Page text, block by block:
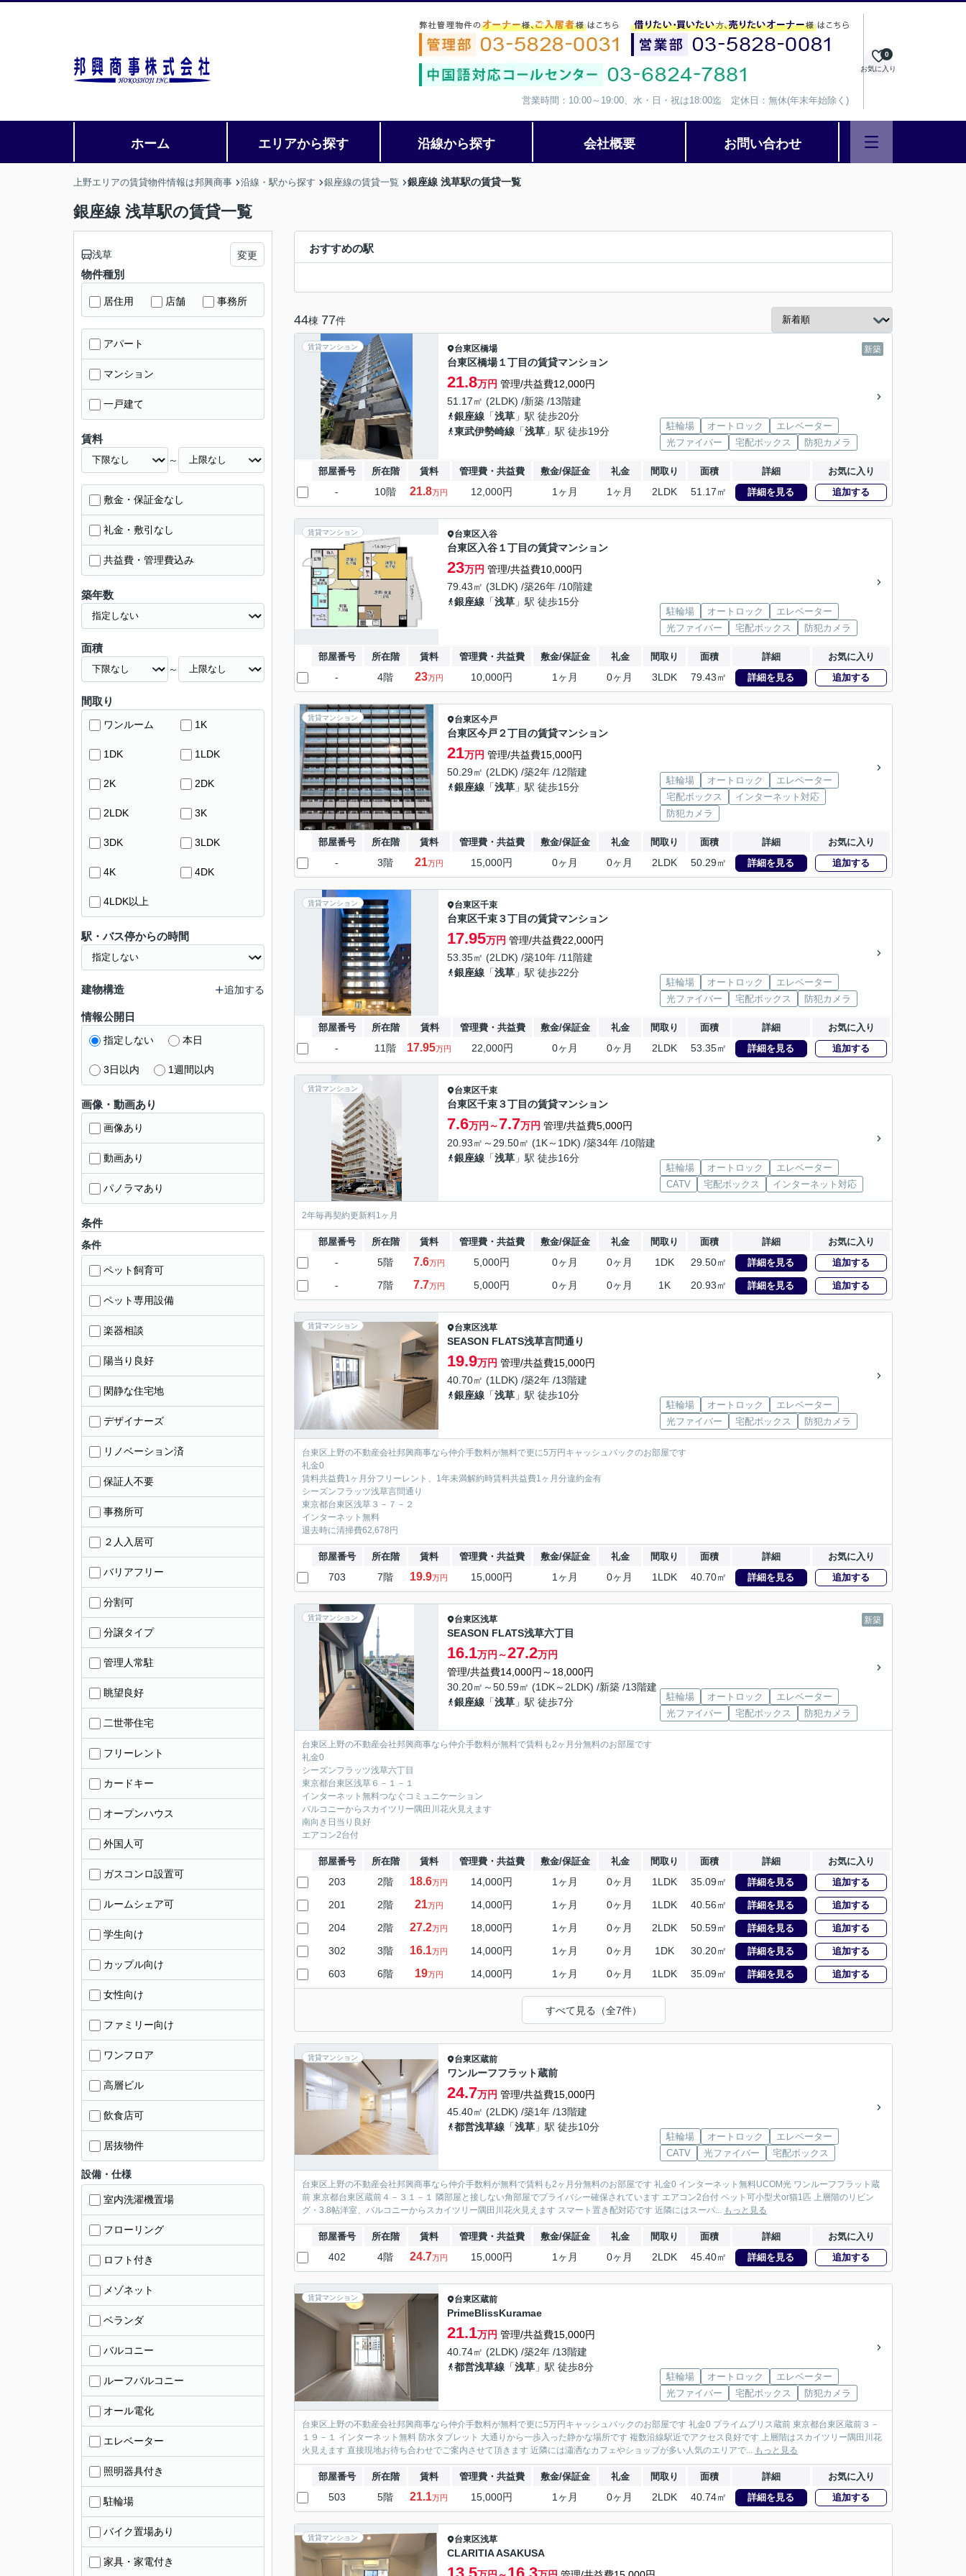
営業時間：10:00～19:00、水・日・祝は18:00迄 定休日：無休(年末年始除く)
お気に入り
0
ホーム エリアから探す 沿線から探す 会社概要 お問い合わせ
上野エリアの賃貸物件情報は邦興商事 沿線・駅から探す 銀座線の賃貸一覧 銀座線 浅草駅の賃貸一覧
銀座線 浅草駅の賃貸一覧
おすすめの駅
44棟 77件
賃貸マンション 新築
台東区橋場
台東区橋場１丁目の賃貸マンション
21.8万円 管理/共益費12,000円
51.17㎡ (2LDK) /新築 /13階建
銀座線 「浅草 」駅 徒歩20分
東武伊勢崎線 「浅草 」駅 徒歩19分 駐輪場 オートロック
エレベーター
光ファイバー
宅配ボックス 防犯カメラ
部屋番号 所在階 賃料 管理費・共益費 敷金/保証金 礼金 間取り 面積 詳細 お気に入り
- 10階 21.8万円 12,000円 1ヶ月 1ヶ月 2LDK 51.17㎡ 詳細を見る 追加する
賃貸マンション 台東区入谷
台東区入谷１丁目の賃貸マンション
23万円 管理/共益費10,000円
79.43㎡ (3LDK) /築26年 /10階建
銀座線 「浅草 」駅 徒歩15分
駐輪場 オートロック
エレベーター
光ファイバー
宅配ボックス 防犯カメラ
部屋番号 所在階 賃料 管理費・共益費 敷金/保証金 礼金 間取り 面積 詳細 お気に入り
- 4階 23万円 10,000円 1ヶ月 0ヶ月 3LDK 79.43㎡ 詳細を見る 追加する
賃貸マンション 台東区今戸
台東区今戸２丁目の賃貸マンション
21万円 管理/共益費15,000円
50.29㎡ (2LDK) /築2年 /12階建
銀座線 「浅草 」駅 徒歩15分
駐輪場 オートロック
エレベーター
宅配ボックス
インターネット対応
防犯カメラ
部屋番号 所在階 賃料 管理費・共益費 敷金/保証金 礼金 間取り 面積 詳細 お気に入り
- 3階 21万円 15,000円 0ヶ月 0ヶ月 2LDK 50.29㎡ 詳細を見る 追加する
賃貸マンション 台東区千束
台東区千束３丁目の賃貸マンション
17.95万円 管理/共益費22,000円
53.35㎡ (2LDK) /築10年 /11階建
銀座線 「浅草 」駅 徒歩22分
駐輪場 オートロック
エレベーター
光ファイバー
宅配ボックス 防犯カメラ
部屋番号 所在階 賃料 管理費・共益費 敷金/保証金 礼金 間取り 面積 詳細 お気に入り
- 11階 17.95万円 22,000円 0ヶ月 0ヶ月 2LDK 53.35㎡ 詳細を見る 追加する
賃貸マンション 台東区千束
台東区千束３丁目の賃貸マンション
7.6万円～7.7万円 管理/共益費5,000円
20.93㎡～29.50㎡ (1K～1DK) /築34年 /10階建
銀座線 「浅草 」駅 徒歩16分
駐輪場 オートロック
エレベーター
CATV
宅配ボックス インターネット対応
2年毎再契約更新料1ヶ月
部屋番号 所在階 賃料 管理費・共益費 敷金/保証金 礼金 間取り 面積 詳細 お気に入り
- 5階 7.6万円 5,000円 0ヶ月 0ヶ月 1DK 29.50㎡ 詳細を見る 追加する
- 7階 7.7万円 5,000円 0ヶ月 0ヶ月 1K 20.93㎡ 詳細を見る 追加する
賃貸マンション 台東区浅草
SEASON FLATS浅草言問通り
19.9万円 管理/共益費15,000円
40.70㎡ (1LDK) /築2年 /13階建
銀座線 「浅草 」駅 徒歩10分
駐輪場 オートロック
エレベーター
光ファイバー
宅配ボックス 防犯カメラ
台東区上野の不動産会社邦興商事なら仲介手数料が無料で更に5万円キャッシュバックのお部屋です
礼金0
賃料共益費1ヶ月分フリーレント、1年未満解約時賃料共益費1ヶ月分違約金有
シーズンフラッツ浅草言問通り
東京都台東区浅草３－７－２
インターネット無料
退去時に清掃費62,678円
部屋番号 所在階 賃料 管理費・共益費 敷金/保証金 礼金 間取り 面積 詳細 お気に入り
703 7階 19.9万円 15,000円 1ヶ月 0ヶ月 1LDK 40.70㎡ 詳細を見る 追加する
賃貸マンション 新築
台東区浅草
SEASON FLATS浅草六丁目
16.1万円～27.2万円
管理/共益費14,000円～18,000円
30.20㎡～50.59㎡ (1DK～2LDK) /新築 /13階建
銀座線 「浅草 」駅 徒歩7分 駐輪場 オートロック
エレベーター
光ファイバー
宅配ボックス 防犯カメラ
台東区上野の不動産会社邦興商事なら仲介手数料が無料で賃料も2ヶ月分無料のお部屋です
礼金0
シーズンフラッツ浅草六丁目
東京都台東区浅草６－１－１
インターネット無料つなぐコミュニケーション
バルコニーからスカイツリー隅田川花火見えます
南向き日当り良好
エアコン2台付
部屋番号 所在階 賃料 管理費・共益費 敷金/保証金 礼金 間取り 面積 詳細 お気に入り
203 2階 18.6万円 14,000円 1ヶ月 0ヶ月 1LDK 35.09㎡ 詳細を見る 追加する
201 2階 21万円 14,000円 1ヶ月 0ヶ月 1LDK 40.56㎡ 詳細を見る 追加する
204 2階 27.2万円 18,000円 1ヶ月 0ヶ月 2LDK 50.59㎡ 詳細を見る 追加する
302 3階 16.1万円 14,000円 1ヶ月 0ヶ月 1DK 30.20㎡ 詳細を見る 追加する
603 6階 19万円 14,000円 1ヶ月 0ヶ月 1LDK 35.09㎡ 詳細を見る 追加する
すべて見る（全7件）
賃貸マンション 台東区蔵前
ワンルーフフラット蔵前
24.7万円 管理/共益費15,000円
45.40㎡ (2LDK) /築1年 /13階建
都営浅草線 「浅草 」駅 徒歩10分
駐輪場 オートロック
エレベーター
CATV
光ファイバー 宅配ボックス
台東区上野の不動産会社邦興商事なら仲介手数料が無料で賃料も2ヶ月分無料のお部屋です 礼金0 インターネット無料UCOM光 ワンルーフフラット蔵
前 東京都台東区蔵前４－３１－１ 隣部屋と接しない角部屋でプライバシー確保されています エアコン2台付 ペット可小型犬or猫1匹 上層階のリビン
グ・3.8帖洋室、バルコニーからスカイツリー隅田川花火見えます スマート置き配対応です 近隣にはスーパ... もっと見る
部屋番号 所在階 賃料 管理費・共益費 敷金/保証金 礼金 間取り 面積 詳細 お気に入り
402 4階 24.7万円 15,000円 1ヶ月 0ヶ月 2LDK 45.40㎡ 詳細を見る 追加する
賃貸マンション 台東区蔵前
PrimeBlissKuramae
21.1万円 管理/共益費15,000円
40.74㎡ (2LDK) /築2年 /13階建
都営浅草線 「浅草 」駅 徒歩8分
駐輪場 オートロック
エレベーター
光ファイバー
宅配ボックス 防犯カメラ
台東区上野の不動産会社邦興商事なら仲介手数料が無料で更に5万円キャッシュバックのお部屋です 礼金0 プライムブリス蔵前 東京都台東区蔵前３－
１９－１ インターネット無料 防水タブレット 大通りから一歩入った静かな場所です 複数沿線駅近でアクセス良好です 上層階はスカイツリー隅田川花
火見えます 直接現地お待ち合わせでご案内させて頂きます 近隣には瀟洒なカフェやショップが多い人気のエリアで... もっと見る
部屋番号 所在階 賃料 管理費・共益費 敷金/保証金 礼金 間取り 面積 詳細 お気に入り
503 5階 21.1万円 15,000円 1ヶ月 0ヶ月 2LDK 40.74㎡ 詳細を見る 追加する
賃貸マンション 台東区浅草
CLARITIA ASAKUSA
浅草 変更
物件種別
居住用 店舗 事務所
アパート
マンション
一戸建て
賃料
～
敷金・保証金なし
礼金・敷引なし
共益費・管理費込み
築年数
面積
～
間取り
ワンルーム 1K
1DK 1LDK
2K 2DK
2LDK 3K
3DK 3LDK
4K 4DK
4LDK以上
駅・バス停からの時間
建物構造 追加する
情報公開日
指定しない 本日
3日以内 1週間以内
画像・動画あり
画像あり
動画あり
パノラマあり
条件
条件
ペット飼育可
ペット専用設備
楽器相談
陽当り良好
閑静な住宅地
デザイナーズ
リノベーション済
保証人不要
事務所可
２人入居可
バリアフリー
分割可
分譲タイプ
管理人常駐
眺望良好
二世帯住宅
フリーレント
カードキー
オープンハウス
外国人可
ガスコンロ設置可
ルームシェア可
学生向け
カップル向け
女性向け
ファミリー向け
ワンフロア
高層ビル
飲食店可
居抜物件
設備・仕様
室内洗濯機置場
フローリング
ロフト付き
メゾネット
ベランダ
バルコニー
ルーフバルコニー
オール電化
エレベーター
照明器具付き
駐輪場
バイク置場あり
家具・家電付き